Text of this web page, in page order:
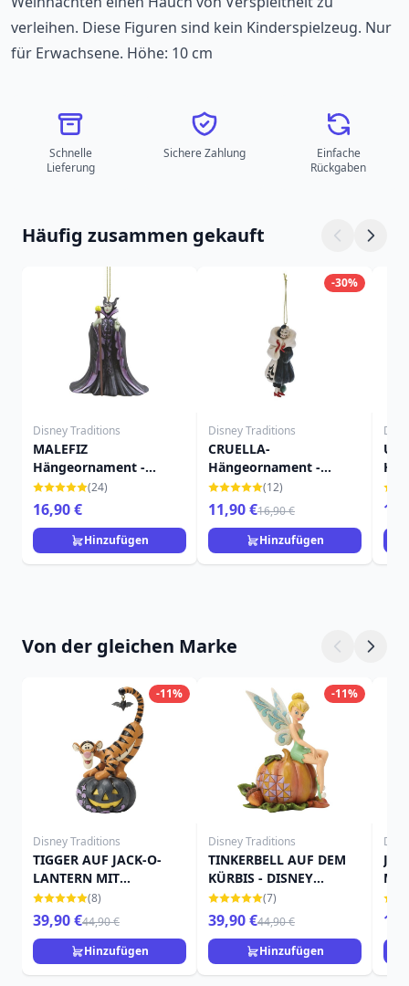
verleihen. Diese Figuren sind kein Kinderspielzeug. Nur
für Erwachsene. Höhe: 10 cm
Schnelle
Lieferung
Sichere Zahlung
Einfache
Rückgaben
Häufig zusammen gekauft
Disney Traditions
MALEFIZ
Hängeornament -
DISNEY TRADITIONS
(24)
16,90 €
Hinzufügen
-30%
Disney Traditions
CRUELLA-
Hängeornament -
DISNEY TRADITIONS
(12)
11,90 €16,90 €
Hinzufügen
Von der gleichen Marke
-11%
Disney Traditions
TIGGER AUF JACK-O-
LANTERN MIT
FLEDERMAUS - DISNEY
TRADITIONS
(8)
39,90 €44,90 €
Hinzufügen
-11%
Disney Traditions
TINKERBELL AUF DEM
KÜRBIS - DISNEY
TRADITIONS
(7)
39,90 €44,90 €
Hinzufügen